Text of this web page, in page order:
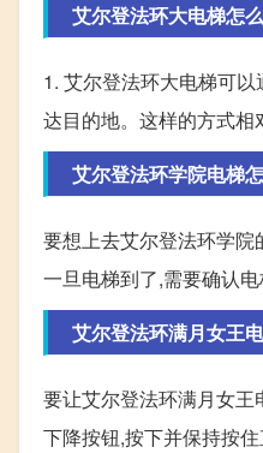
艾尔登法环大电梯怎
1. 艾尔登法环大电梯可
达目的地。这样的方式相
艾尔登法环学院电梯
要想上去艾尔登法环学院
一旦电梯到了,需要确认电
艾尔登法环满月女王
要让艾尔登法环满月女
下降按钮,按下并保持按住